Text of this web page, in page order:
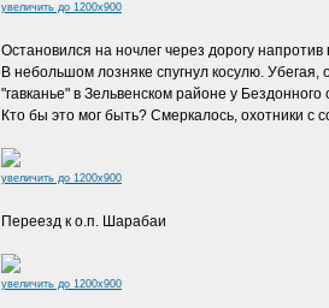
увеличить до 1200x900
Остановился на ночлег через дорогу напротив
В небольшом лозняке спугнул косулю.
"гавканье" в Зельвенском районе у Бездонного
Кто бы это мог быть? Смеркалось, охотники с
увеличить до 1200x900
Переезд к о.п. Шарабаи
увеличить до 1200x900